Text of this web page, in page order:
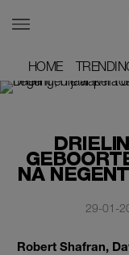
HOME
HOME
NA
29-01-
Robert Shafran,